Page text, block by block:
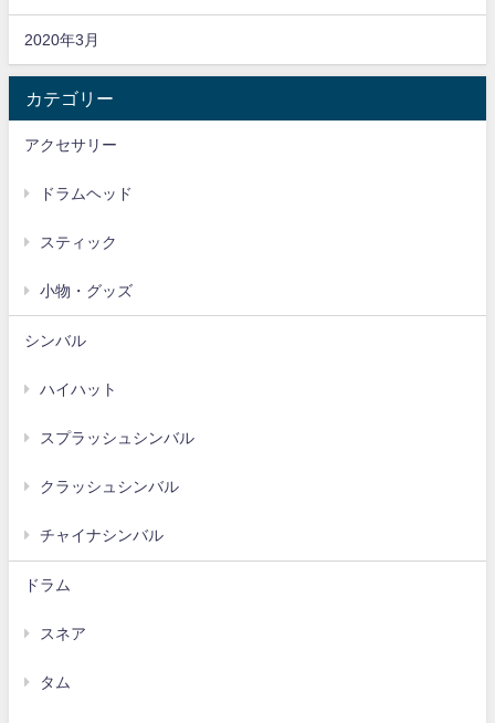
2020年3月
カテゴリー
アクセサリー
ドラムヘッド
スティック
小物・グッズ
シンバル
ハイハット
スプラッシュシンバル
クラッシュシンバル
チャイナシンバル
ドラム
スネア
タム